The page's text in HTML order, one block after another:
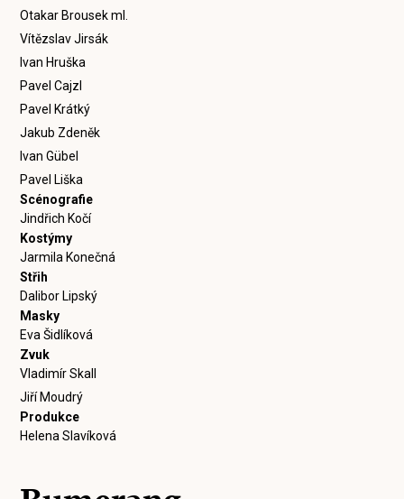
Otakar Brousek ml.
Vítězslav Jirsák
Ivan Hruška
Pavel Cajzl
Pavel Krátký
Jakub Zdeněk
Ivan Gübel
Pavel Liška
Scénografie
Jindřich Kočí
Kostýmy
Jarmila Konečná
Střih
Dalibor Lipský
Masky
Eva Šidlíková
Zvuk
Vladimír Skall
Jiří Moudrý
Produkce
Helena Slavíková